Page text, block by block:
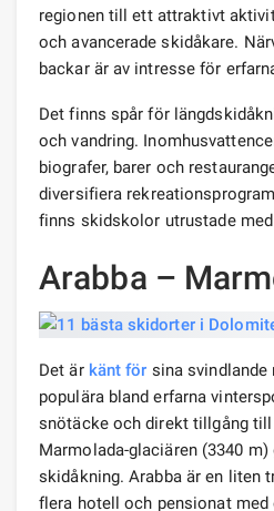
regionen till ett attraktivt
och avancerade skidåkare.
backar är av intresse för
Det finns spår för
och vandring.
biografer, barer och
diversifiera
finns skidskolor utrustade
Arabba –
Det är känt för sina svindlande
populära bland erfarna
snötäcke och direkt tillgång till
Marmolada-glaciären (3340 m)
skidåkning. Arabba är en liten
flera hotell och pensionat med